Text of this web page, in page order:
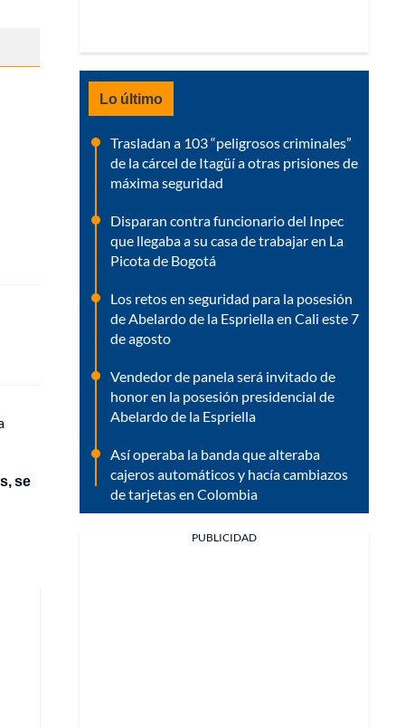
se
Lo último
Trasladan a 103 “peligrosos criminales”
de la cárcel de Itagüí a otras prisiones de
máxima seguridad
Disparan contra funcionario del Inpec
que llegaba a su casa de trabajar en La
Picota de Bogotá
Los retos en seguridad para la posesión
de Abelardo de la Espriella en Cali este 7
de agosto
Vendedor de panela será invitado de
honor en la posesión presidencial de
Abelardo de la Espriella
Así operaba la banda que alteraba
cajeros automáticos y hacía cambiazos
de tarjetas en Colombia
PUBLICIDAD